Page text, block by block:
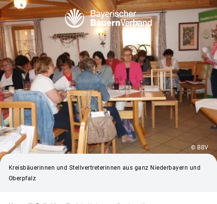
© BBV
Kreisbäuerinnen und Stellvertreterinnen aus ganz Niederbayern und
Oberpfalz